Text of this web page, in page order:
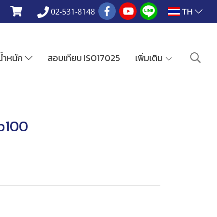
02-531-8148 TH
ำหนัก สอบเทียบ ISO17025 เพิ่มเติม